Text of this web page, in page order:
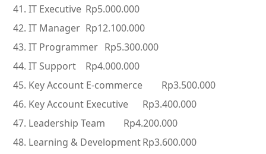
IT Executive Rp5.000.000
IT Manager Rp12.100.000
IT Programmer Rp5.300.000
IT Support
Rp4.000.000
Key Account E-commerce
Rp3.500.000
Key Account Executive
Rp3.400.000
Leadership Team
Rp4.200.000
Learning & DevelopmentRp3.600.000